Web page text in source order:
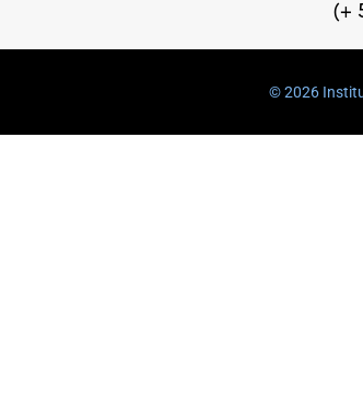
(+
©️ 2026